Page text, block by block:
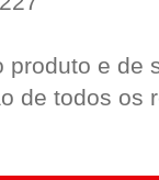
e de
de todos os